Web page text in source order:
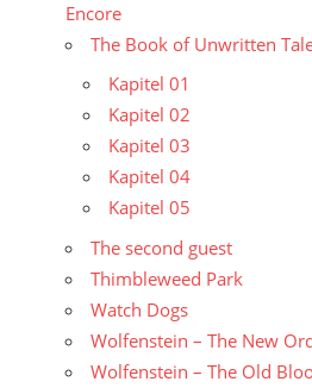
Encore
The Book of Unwritten
Kapitel 01
Kapitel 02
Kapitel 03
Kapitel 04
Kapitel 05
The second guest
Thimbleweed Park
Watch Dogs
Wolfenstein – The New
Wolfenstein – The Old